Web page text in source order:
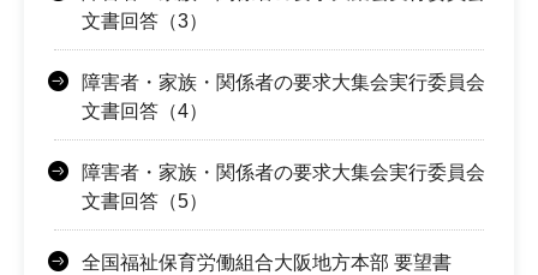
文書回答（3）
障害者・家族・関係者の要求大集会実行委員会
文書回答（4）
障害者・家族・関係者の要求大集会実行委員会
文書回答（5）
全国福祉保育労働組合大阪地方本部 要望書